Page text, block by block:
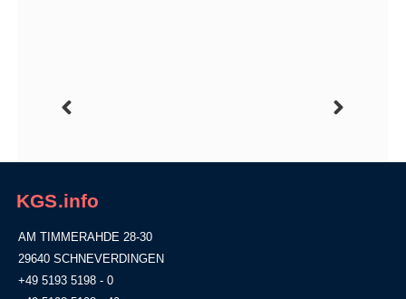
KGS.info
AM TIMMERAHDE 28-30
29640 SCHNEVERDINGEN
+49 5193 5198 - 0